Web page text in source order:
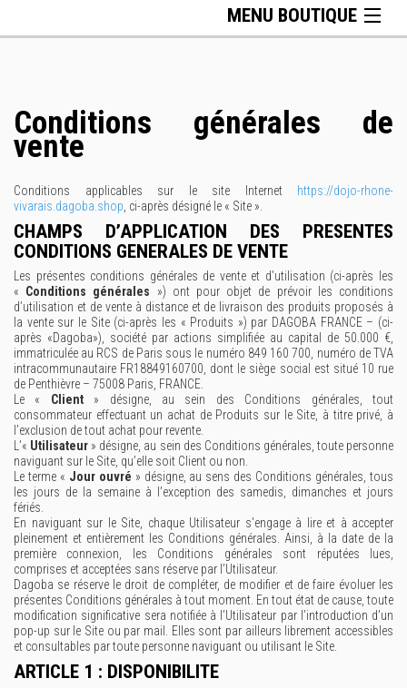
MENU BOUTIQUE
Taïso Cross Training
Polo-Chemise
Sacs & Accessoires
Conditions générales de
vente
Conditions applicables sur le site Internet https://dojo-rhone-
vivarais.dagoba.shop , ci-après désigné le « Site ».
CHAMPS D’APPLICATION DES PRESENTES
CONDITIONS GENERALES DE VENTE
Les présentes conditions générales de vente et d’utilisation (ci-après les
« Conditions générales ») ont pour objet de prévoir les conditions
d’utilisation et de vente à distance et de livraison des produits proposés à
la vente sur le Site (ci-après les « Produits ») par DAGOBA FRANCE – (ci-
après «Dagoba»), société par actions simplifiée au capital de 50.000 €,
immatriculée au RCS de Paris sous le numéro 849 160 700, numéro de TVA
intracommunautaire FR18849160700, dont le siège social est situé 10 rue
de Penthièvre – 75008 Paris, FRANCE.
Le « Client» désigne, au sein des Conditions générales, tout
consommateur effectuant un achat de Produits sur le Site, à titre privé, à
l’exclusion de tout achat pour revente.
L’« Utilisateur » désigne, au sein des Conditions générales, toute personne
naviguant sur le Site, qu’elle soit Client ou non.
Le terme « Jour ouvré » désigne, au sens des Conditions générales, tous
les jours de la semaine à l’exception des samedis, dimanches et jours
fériés.
En naviguant sur le Site, chaque Utilisateur s’engage à lire et à accepter
pleinement et entièrement les Conditions générales. Ainsi, à la date de la
première connexion, les Conditions générales sont réputées lues,
comprises et acceptées sans réserve par l’Utilisateur.
Dagoba se réserve le droit de compléter, de modifier et de faire évoluer les
présentes Conditions générales à tout moment. En tout état de cause, toute
modification significative sera notifiée à l’Utilisateur par l’introduction d’un
pop-up sur le Site ou par mail. Elles sont par ailleurs librement accessibles
et consultables par toute personne naviguant ou utilisant le Site.
ARTICLE 1 : DISPONIBILITE